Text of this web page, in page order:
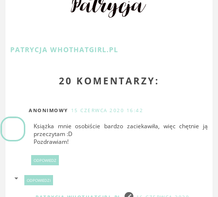
PATRYCJA WHOTHATGIRL.PL
20 KOMENTARZY:
ANONIMOWY 15 CZERWCA 2020 16:42
Książka mnie osobiście bardzo zaciekawiła, więc chętnie ją
przeczytam :D
Pozdrawiam!
ODPOWIEDZ
ODPOWIEDZI